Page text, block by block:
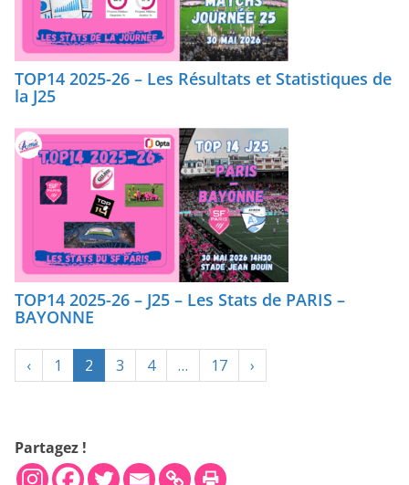
TOP14 2025-26 – Les Résultats et Statistiques de
la J25
TOP14 2025-26 – J25 – Les Stats de PARIS –
BAYONNE
‹ 1 2 3 4 … 17 ›
Partagez !